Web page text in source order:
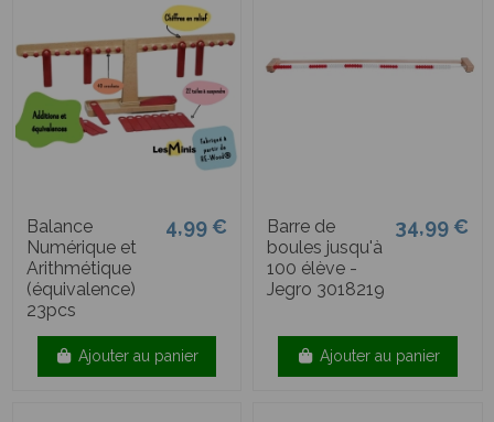
Balance
Numérique et
Arithmétique
(équivalence)
23pcs
4,99 €
Ajouter au panier
Barre de
boules jusqu'à
100 élève -
Jegro 3018219
34,99 €
Ajouter au panier